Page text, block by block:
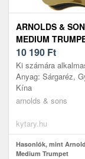
ARNOLDS &
MEDIUM
10 190 Ft
Ki számára
Anyag: Sárgaréz,
Kína
arnolds & sons
kytary.hu
Hasonlók, mint
Medium Trumpet